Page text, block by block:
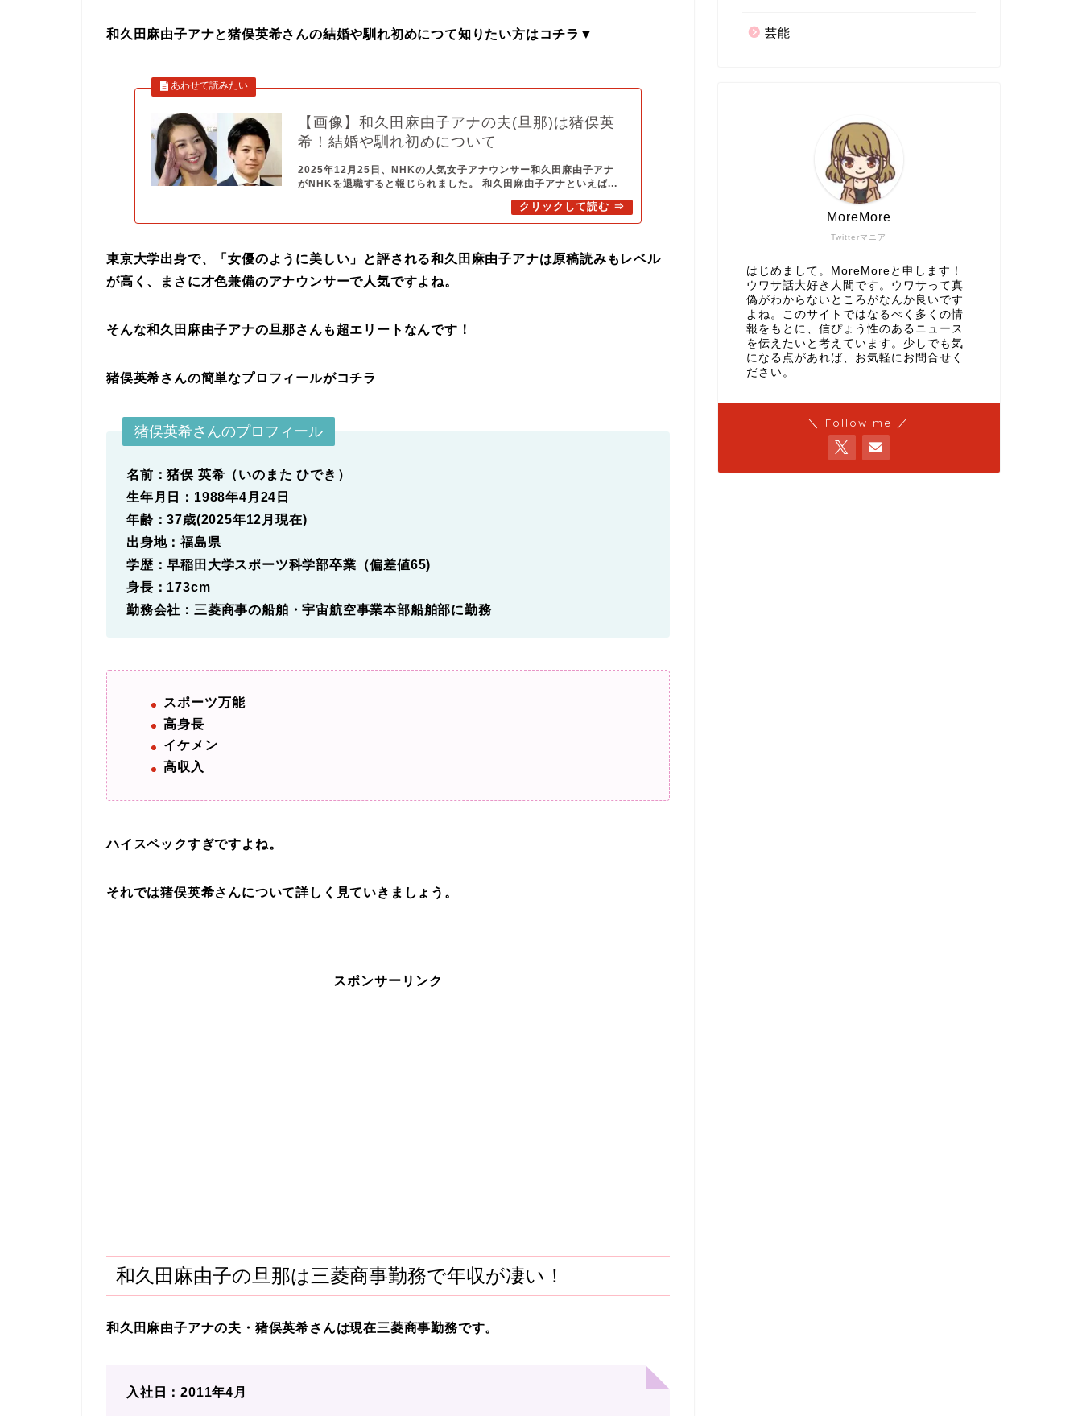
和久田麻由子アナと猪俣英希さんの結婚や馴れ初めにつて知りたい方はコチラ▼
【画像】和久田麻由子アナの夫(旦那)は猪俣英
希！結婚や馴れ初めについて
2025年12月25日、NHKの人気女子アナウンサー和久田麻由子アナ
がNHKを退職すると報じられました。 和久田麻由子アナといえば...
東京大学出身で、「女優のように美しい」と評される和久田麻由子アナは原稿読みもレベル
が高く、まさに才色兼備のアナウンサーで人気ですよね。
そんな和久田麻由子アナの旦那さんも超エリートなんです！
猪俣英希さんの簡単なプロフィールがコチラ
猪俣英希さんのプロフィール
名前：猪俣 英希（いのまた ひでき）
生年月日：1988年4月24日
年齢：37歳(2025年12月現在)
出身地：福島県
学歴：早稲田大学スポーツ科学部卒業（偏差値65)
身長：173cm
勤務会社：三菱商事の船舶・宇宙航空事業本部船舶部に勤務
スポーツ万能
高身長
イケメン
高収入
ハイスペックすぎですよね。
それでは猪俣英希さんについて詳しく見ていきましょう。
スポンサーリンク
和久田麻由子の旦那は三菱商事勤務で年収が凄い！
和久田麻由子アナの夫・猪俣英希さんは現在三菱商事勤務です。
入社日：2011年4月
芸能
Twitterマニア
MoreMore
はじめまして。MoreMoreと申します！
ウワサ話大好き人間です。ウワサって真
偽がわからないところがなんか良いです
よね。このサイトではなるべく多くの情
報をもとに、信ぴょう性のあるニュース
を伝えたいと考えています。少しでも気
になる点があれば、お気軽にお問合せく
ださい。
＼ Follow me ／